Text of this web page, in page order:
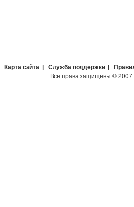
Карта сайта | Служба поддержки |
Все права защищены ©2007